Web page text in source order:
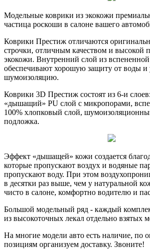
Модельные коврики из экокожи
частица роскоши в салоне вашего
Коврики Престиж отличаются
строчки, отличным качеством и высокой
экокожи. Внутренний слой из
обеспечивают хорошую защиту от воды и
шумоизоляцию.
Коврики 3D Престиж состоят из 6-и
«дышащий» PU слой с микропорами,
100% хлопковый слой,
подложка.
Эффект «дышащей» кожи создается
которые пропускают воздух и водяные
пропускают воду. При этом
в десятки раз выше, чем у натуральной
чисто в салоне, комфортно водителю и
Большой модельный ряд - каждый
из высокоточных лекал отдельно взятых
На многие модели авто есть наличие, по
позициям организуем доставку. Звоните!